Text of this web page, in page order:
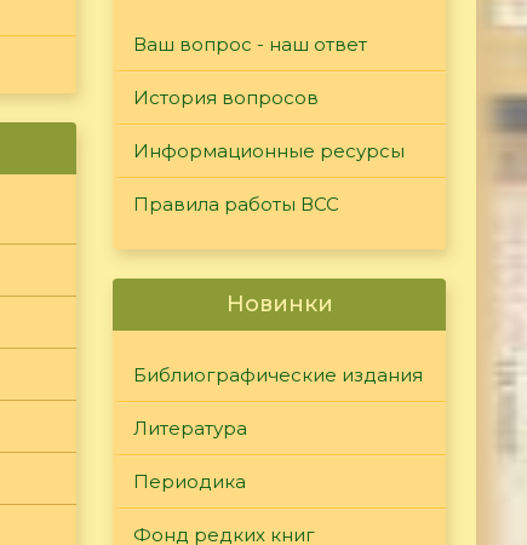
Ваш вопрос - наш ответ
История вопросов
Информационные ресурсы
Правила работы ВСС
Новинки
Библиографические издания
Литература
Периодика
Фонд редких книг